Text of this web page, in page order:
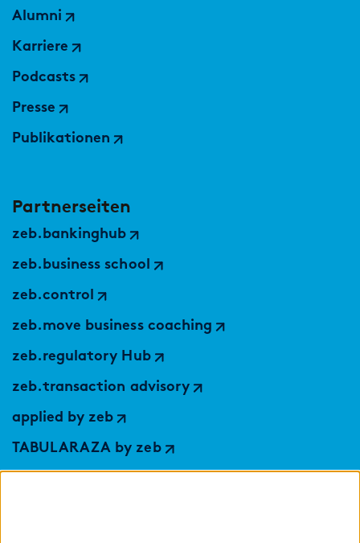
Alumni
Karriere
Podcasts
Presse
Publikationen
Partnerseiten
zeb.bankinghub
zeb.business school
zeb.control
zeb.move business coaching
zeb.regulatory Hub
zeb.transaction advisory
applied by zeb
TABULARAZA by zeb